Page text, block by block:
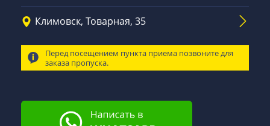
Климовск, Товарная, 35
Перед посещением пункта приема позвоните для
заказа пропуска.